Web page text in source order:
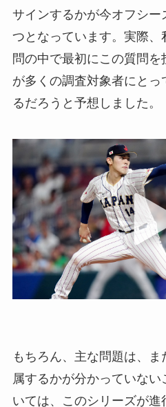
サインするかが今オフシー
つとなっています。実際
問の中で最初にこの質問
が多くの調査対象者にと
るだろうと予想しました。
もちろん、主な問題は、
属するかが分かっていな
いては、このシリーズが進